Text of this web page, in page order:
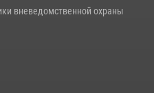
вневедомственной охраны